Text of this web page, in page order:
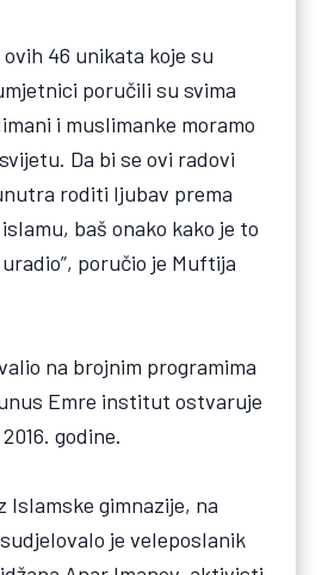
ovih 46 unikata koje su
poručili su svima
i muslimanke moramo
Da bi se ovi radovi
roditi ljubav prema
baš onako kako je to
poručio je Muftija
na brojnim programima
Emre institut ostvaruje
godine.
Islamske gimnazije, na
je veleposlanik